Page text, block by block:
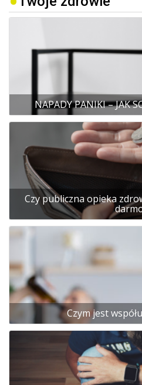
NAPADY PANIKI – JAK
Czy publiczna opieka
Czym jest